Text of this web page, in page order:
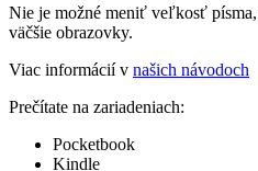
Nie je možné meniť veľkosť
väčšie obrazovky.
Viac informácií v našich návodoch
Prečítate na zariadeniach:
Pocketbook
Kindle